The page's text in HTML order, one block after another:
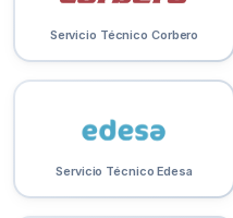
Servicio Técnico Corbero
Servicio Técnico Edesa